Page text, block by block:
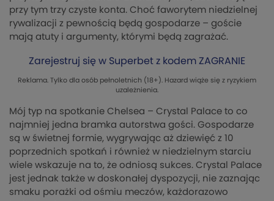
przy tym trzy czyste konta. Choć faworytem niedzielnej
rywalizacji z pewnością będą gospodarze – goście
mają atuty i argumenty, którymi będą zagrażać.
Zarejestruj się w Superbet z kodem ZAGRANIE
Reklama. Tylko dla osób pełnoletnich (18+). Hazard wiąże się z ryzykiem
uzależnienia.
Mój typ na spotkanie Chelsea – Crystal Palace to co
najmniej jedna bramka autorstwa gości. Gospodarze
są w świetnej formie, wygrywając aż dziewięć z 10
poprzednich spotkań i również w niedzielnym starciu
wiele wskazuje na to, że odniosą sukces. Crystal Palace
jest jednak także w doskonałej dyspozycji, nie zaznając
smaku porażki od ośmiu meczów, każdorazowo